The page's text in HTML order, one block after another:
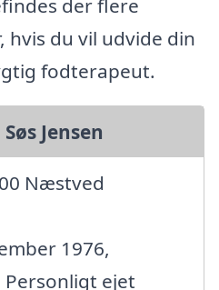
der flere
du vil udvide din
fodterapeut.
Jensen
Næstved
1976,
ejet